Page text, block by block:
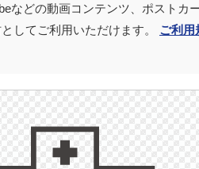
などの動画コンテンツ、ポスト
してご利用いただけます。 ご利用